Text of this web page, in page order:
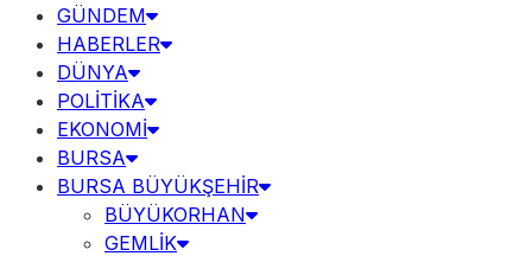
GÜNDEM
HABERLER
DÜNYA
POLİTİKA
EKONOMİ
BURSA
BURSA BÜYÜKŞEHİR
BÜYÜKORHAN
GEMLİK